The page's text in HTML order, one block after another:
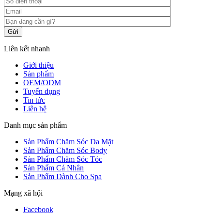
Gửi
Liên kết nhanh
Giới thiệu
Sản phẩm
OEM/ODM
Tuyển dụng
Tin tức
Liên hệ
Danh mục sản phẩm
Sản Phẩm Chăm Sóc Da Mặt
Sản Phẩm Chăm Sóc Body
Sản Phẩm Chăm Sóc Tóc
Sản Phẩm Cá Nhân
Sản Phẩm Dành Cho Spa
Mạng xã hội
Facebook